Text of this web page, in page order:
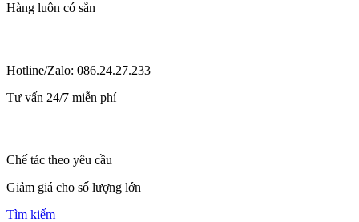
Hàng luôn có sẵn
Hotline/Zalo: 086.24.27.233
Tư vấn 24/7 miễn phí
Chế tác theo yêu cầu
Giảm giá cho số lượng lớn
Tìm kiếm